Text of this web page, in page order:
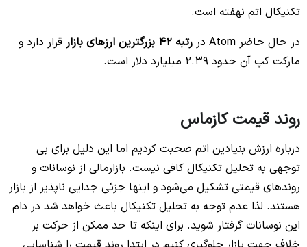
تکنیکال اتم نهفته است.
در حال حاضر Atom در
رتبه 42 بزرگترین ارزهای بازار
قرار دارد و
مارکت کپ آن حدود 2.39 میلیارد دلار است.
روند قیمت کازماس
درباره ارزش بنیادین اتم صحبت کردیم اما این دلیل برای بی
توجهی به تحلیل تکنیکال کافی نیست. بازارمالی از نوسانات و
روندهای قیمتی تشکیل می‌شود و اینها جزئی جدایی ناپذیر از بازار
هستند. لذا عدم توجه به تحلیل تکنیکال باعث خواهد شد در دام
این نوسانات گرفتار شوید. برای اینکه تا حد ممکن از حرکت بر